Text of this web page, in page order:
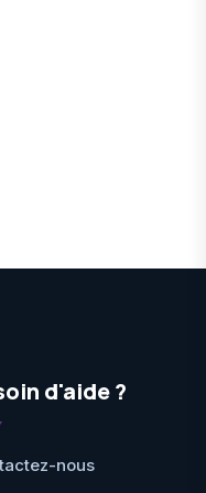
d'aide ?
nous